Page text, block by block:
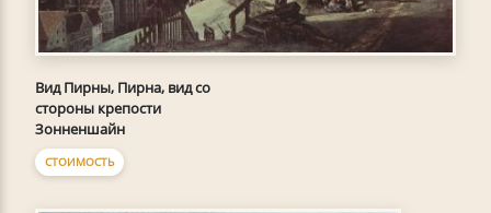
Вид Пирны, Пирна, вид со
стороны крепости
Зонненшайн
СТОИМОСТЬ